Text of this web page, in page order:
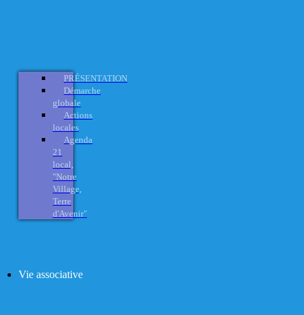
PRÉSENTATION
Démarche
globale
Actions
locales
Agenda
21
local,
"Notre
Village,
Terre
d'Avenir"
Vie associative